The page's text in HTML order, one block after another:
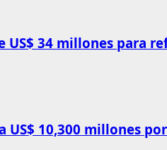
US$ 34 millones para
US$ 10,300 millones